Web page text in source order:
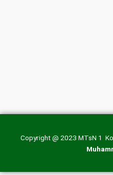
Copyright @ 2023 MTsN 1